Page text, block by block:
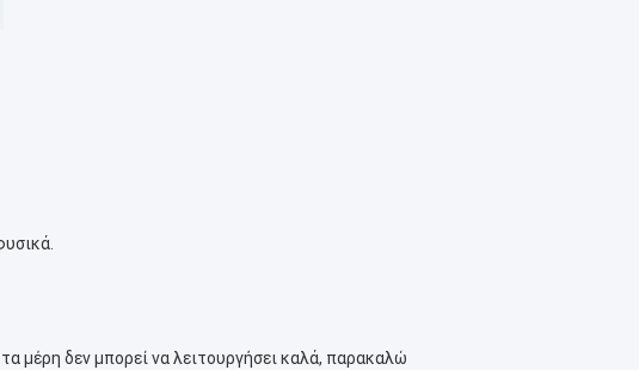
μέρη δεν μπορεί να λειτουργήσει καλά, παρακαλώ